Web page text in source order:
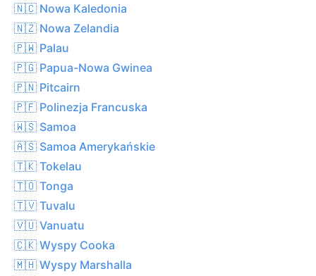
🇳🇨 Nowa Kaledonia
🇳🇿 Nowa Zelandia
🇵🇼 Palau
🇵🇬 Papua-Nowa Gwinea
🇵🇳 Pitcairn
🇵🇫 Polinezja Francuska
🇼🇸 Samoa
🇦🇸 Samoa Amerykańskie
🇹🇰 Tokelau
🇹🇴 Tonga
🇹🇻 Tuvalu
🇻🇺 Vanuatu
🇨🇰 Wyspy Cooka
🇲🇭 Wyspy Marshalla